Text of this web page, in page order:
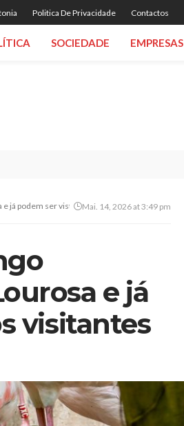
Politica De Privacidade Contactos
SOCIEDADE EMPRESAS
já podem ser vistas pelos visitantes
Mai. 14, 2026 at 3:49 pm
e já
visitantes